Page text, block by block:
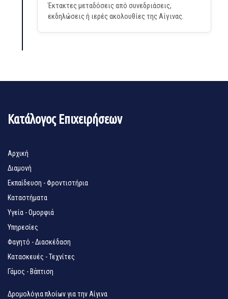
Έκτακτες μεταδόσεις από συνεδριάσεις,
εκδηλώσεις ή ιερές ακολουθίες της Αίγινας.
Κατάλογος Επιχειρήσεων
Αρχική
Διαμονή
Εκπαίδευση - Φροντιστήρια
Καταστήματα
Υγεία - Ομορφιά
Υπηρεσίες
Φαγητό - Διασκέδαση
Κατασκευές - Τεχνίτες
Γάμος - Βάπτιση
Δρομολόγια πλοίων για την Αίγινα